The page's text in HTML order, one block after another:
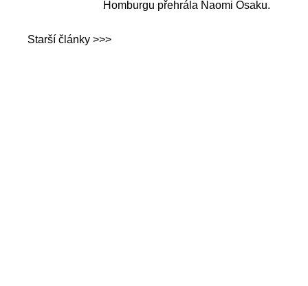
Homburgu přehrála Naomi Osaku.
Starší články >>>